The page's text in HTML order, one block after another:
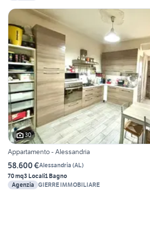
30
Appartamento - Alessandria
58.600 €Alessandria (AL)
70 mq3 Locali1 Bagno
Agenzia GIERRE IMMOBILIARE